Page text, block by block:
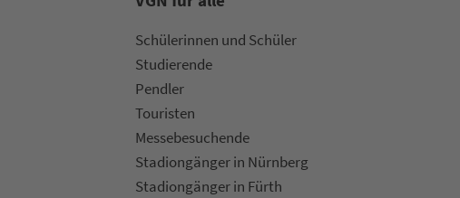
Schülerinnen und Schüler
Stu­die­rende
Pendler
Touristen
Mes­se­be­suchende
Sta­di­on­gän­ger in Nürn­berg
Sta­di­on­gän­ger in Fürth